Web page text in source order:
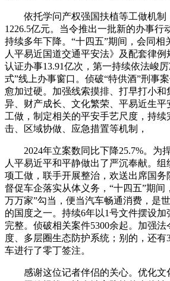
依托学问产权强国扶植等工做机制
1226.5亿元。当令推出一批新的办事行
持续多年下降。“十四五”期间，会同相
人平易近国道交通平安法》及配套律
认证办事13.91亿次，第一持续依法峻
式”线上办事窗口。侦破“特供酒”刑事
愈加过硬。加强线索摸排、打早打小和
异、财产成长、文化繁荣、平易近生平
工做，制定相关的平安手艺尺度，持
击、区域协做、应急措置等机制，
2024年立案数同比下降25.7%。为
人平易近平和平静做出了严沉奉献。组
项工做，联手开展整治，欢送出席国务
督促车企落实从体义务，“十四五”期间
万万家”勾当，便当汽车畅通消费，是
的国度之一。持续6年以1号文件摆设
完整。侦破相关案件5300余起。加强法
度、多层圈生态防护系统；别的，还有
车进行了零丁签注。
感谢这位记者伴侣的关心。优化文